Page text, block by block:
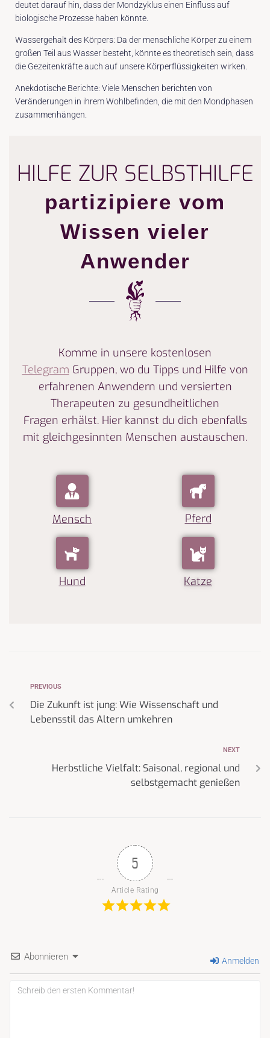
deutet darauf hin, dass der Mondzyklus einen Einfluss auf
biologische Prozesse haben könnte.
Wassergehalt des Körpers: Da der menschliche Körper zu einem
großen Teil aus Wasser besteht, könnte es theoretisch sein, dass
die Gezeitenkräfte auch auf unsere Körperflüssigkeiten wirken.
Anekdotische Berichte: Viele Menschen berichten von
Veränderungen in ihrem Wohlbefinden, die mit den Mondphasen
zusammenhängen.
HILFE ZUR SELBSTHILFE
partizipiere vom
Wissen vieler
Anwender
Komme in unsere kostenlosen
Telegram Gruppen, wo du Tipps und Hilfe von
erfahrenen Anwendern und versierten
Therapeuten zu gesundheitlichen
Fragen erhälst. Hier kannst du dich ebenfalls
mit gleichgesinnten Menschen austauschen.
Mensch Pferd
Hund Katze
PREVIOUS
Die Zukunft ist jung: Wie Wissenschaft und
Lebensstil das Altern umkehren
NEXT
Herbstliche Vielfalt: Saisonal, regional und
selbstgemacht genießen
5
Article Rating
Abonnieren Anmelden